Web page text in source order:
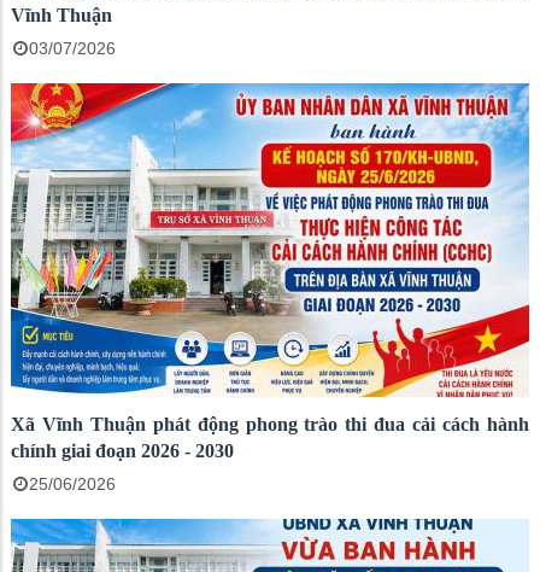
Vĩnh Thuận
03/07/2026
Xã Vĩnh Thuận phát động phong trào thi đua cải cách hành
chính giai đoạn 2026 - 2030
25/06/2026